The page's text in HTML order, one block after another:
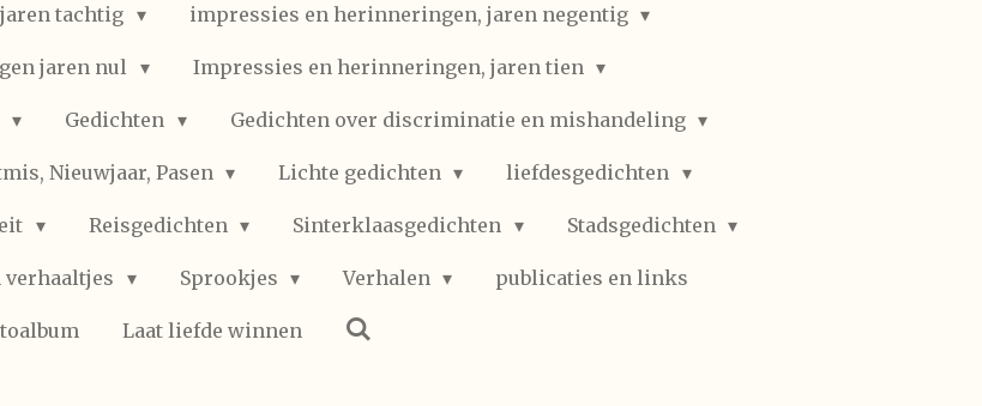
tachtig impressies en herinneringen, jaren negentig
jaren nul Impressies en herinneringen, jaren tien
Gedichten Gedichten over discriminatie en mishandeling
Nieuwjaar, Pasen Lichte gedichten liefdesgedichten
Reisgedichten Sinterklaasgedichten Stadsgedichten
verhaaltjes Sprookjes Verhalen publicaties en links
Laat liefde winnen